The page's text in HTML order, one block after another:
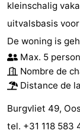
kleinschalig
uitvalsbasis
De woning is
Max. 5
Nombre de
Distance de
Burgvliet 49,
tel. +31 118 583